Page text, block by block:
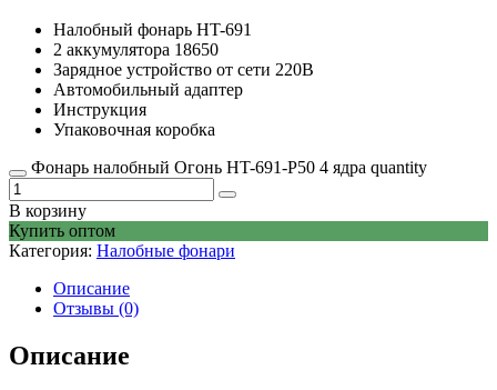
Налобный фонарь HT-691
2 аккумулятора 18650
Зарядное устройство от сети 220В
Автомобильный адаптер
Инструкция
Упаковочная коробка
Фонарь налобный Огонь HT-691-P50 4 ядра quantity
В корзину
Купить оптом
Категория: Налобные фонари
Описание
Отзывы (0)
Описание